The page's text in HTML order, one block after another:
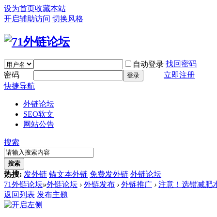
设为首页收藏本站
开启辅助访问 切换风格
自动登录 找回密码
密码
登录
立即注册
快捷导航
外链论坛
SEO软文
网站公告
搜索
搜索
热搜: 发外链 锚文本外链 免费发外链 外链论坛
71外链论坛»外链论坛 › 外链发布 › 外链推广 › 注意！选错减肥
返回列表 发布主题